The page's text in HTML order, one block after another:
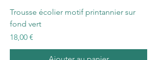
Trousse écolier motif printannier sur
fond vert
Prix
18,00 €